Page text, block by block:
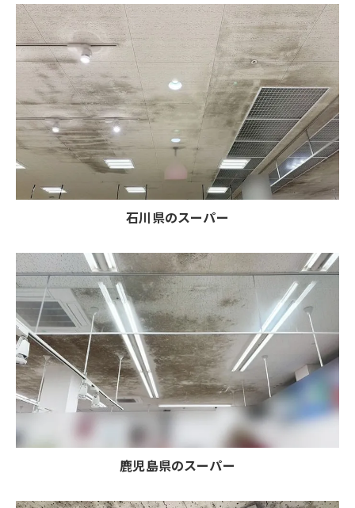
石川県のスーパー
鹿児島県のスーパー